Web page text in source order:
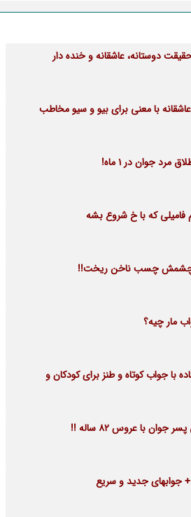
دوستانه، عاشقانه و خنده دار
با معنی برای بیو و سیو مخاطب
فامیلی که با خ شروع بشه
چشمش چسب ناخن ریخت!!
مار چیه؟
با جواب کوتاه و طنز برای کودکان و
جوان با عروس 82 ساله !!
+ جوابهای جدید و سریع